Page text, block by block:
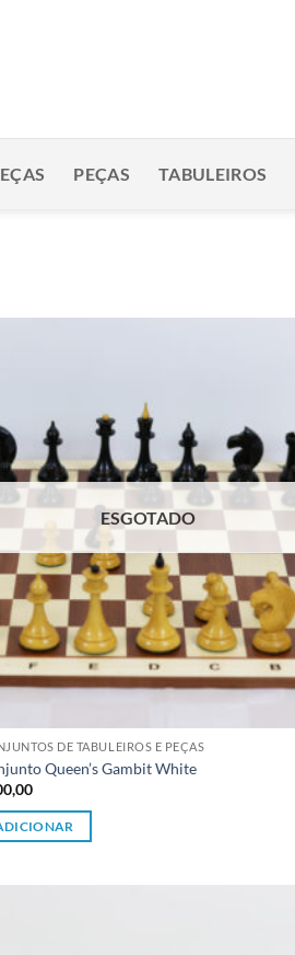
PEÇAS TABULEIROS
ESGOTADO
DE TABULEIROS E PEÇAS
Queen’s Gambit White